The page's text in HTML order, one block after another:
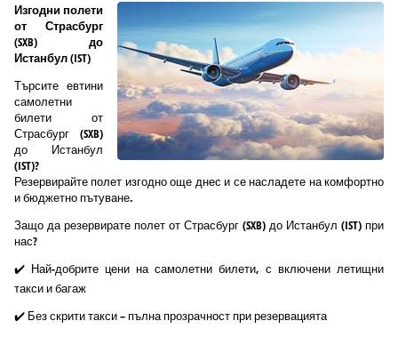
Изгодни полети
от Страсбург
(SXB) до
Истанбул (IST)
Търсите евтини
самолетни
билети от
Страсбург (SXB)
до Истанбул
(IST)?
Резервирайте полет изгодно още днес и се насладете на комфортно
и бюджетно пътуване.
Защо да резервирате полет от Страсбург (SXB) до Истанбул (IST) при
нас?
✔️ Най-добрите цени на самолетни билети, с включени летищни
такси и багаж
✔️ Без скрити такси – пълна прозрачност при резервацията